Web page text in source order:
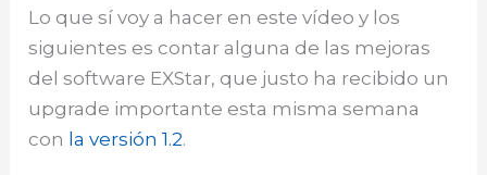
Lo que sí voy a hacer en este vídeo y los
siguientes es contar alguna de las mejoras
del software EXStar, que justo ha recibido un
upgrade importante esta misma semana
con la versión 1.2.